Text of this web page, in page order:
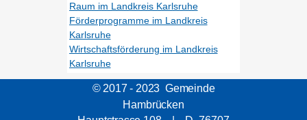
Raum im Landkreis Karlsruhe
Förderprogramme im Landkreis
Karlsruhe
Wirtschaftsförderung im Landkreis
Karlsruhe
© 2017 - 2023 Gemeinde
Hambrücken